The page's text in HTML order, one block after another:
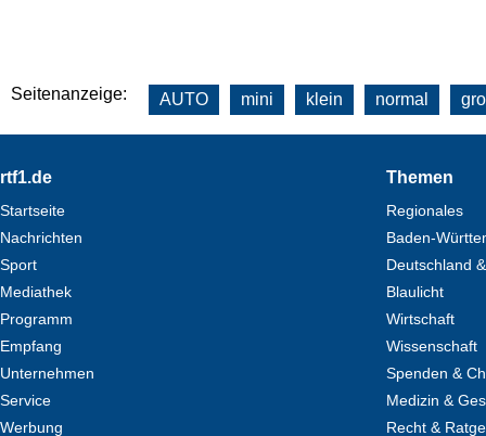
Seitenanzeige: AUTO mini klein normal
Footer
rtf1.de
Startseite
Nachrichten
Sport
Mediathek
Programm
Empfang
Unternehmen
Service
Werbung
Themen
Regionales
Baden-
Deutschland
Blaulicht
Wirtschaft
Wissenschaft
Spenden &
Medizin &
Recht &